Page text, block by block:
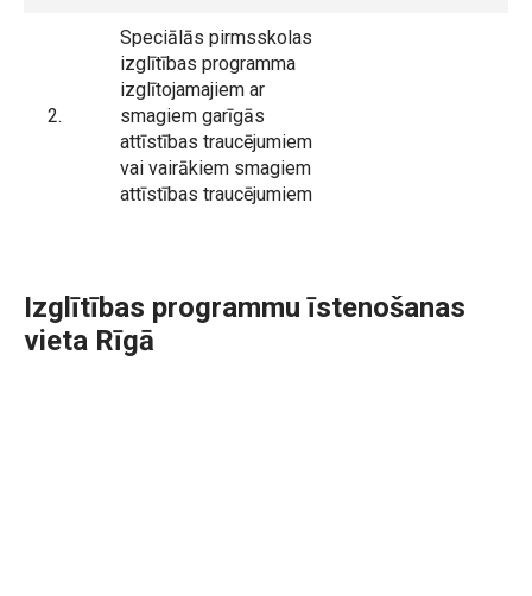
2.
Speciālās pirmsskolas
izglītības programma
izglītojamajiem ar
smagiem garīgās
attīstības traucējumiem
vai vairākiem smagiem
attīstības traucējumiem
Izglītības programmu īstenošanas
vieta Rīgā